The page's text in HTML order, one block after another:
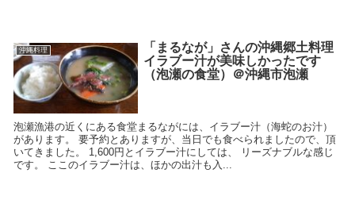
沖縄料理
「まるなが」さんの沖縄郷土料理
イラブー汁が美味しかったです
（泡瀬の食堂）＠沖縄市泡瀬
泡瀬漁港の近くにある食堂まるながには、イラブー汁（海蛇のお汁）
があります。 要予約とありますが、当日でも食べられましたので、頂
いてきました。 1,600円とイラブー汁にしては、 リーズナブルな感じ
です。 ここのイラブー汁は、ほかの出汁も入...